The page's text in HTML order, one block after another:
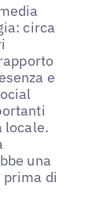
circa
e
locale.
una
di